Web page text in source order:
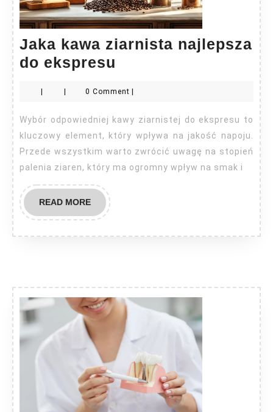
Jaka kawa ziarnista najlepsza
do ekspresu
ziarnista
najlepsza
do
ekspresu
0 Comment
Wybór odpowiedniej kawy ziarnistej do ekspresu to
kluczowy element, który wpływa na jakość napoju.
Przede wszystkim warto zwrócić uwagę na stopień
palenia ziaren, który ma ogromny wpływ na smak i
READ MOREREAD
MORE